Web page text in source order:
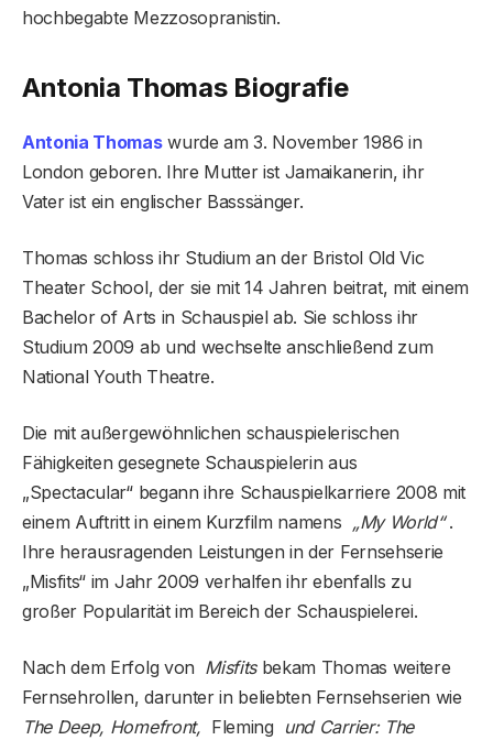
hochbegabte Mezzosopranistin.
Antonia Thomas Biografie
Antonia Thomaswurde am 3. November 1986 in
London geboren. Ihre Mutter ist Jamaikanerin, ihr
Vater ist ein englischer Basssänger.
Thomas schloss ihr Studium an der Bristol Old Vic
Theater School, der sie mit 14 Jahren beitrat, mit einem
Bachelor of Arts in Schauspiel ab. Sie schloss ihr
Studium 2009 ab und wechselte anschließend zum
National Youth Theatre.
Die mit außergewöhnlichen schauspielerischen
Fähigkeiten gesegnete Schauspielerin aus
„Spectacular“ begann ihre Schauspielkarriere 2008 mit
einem Auftritt in einem Kurzfilm namens „My World“.
Ihre herausragenden Leistungen in der Fernsehserie
„Misfits“ im Jahr 2009 verhalfen ihr ebenfalls zu
großer Popularität im Bereich der Schauspielerei.
Nach dem Erfolg von Misfitsbekam Thomas weitere
Fernsehrollen, darunter in beliebten Fernsehserien wie
The Deep, Homefront, Fleming und Carrier: The